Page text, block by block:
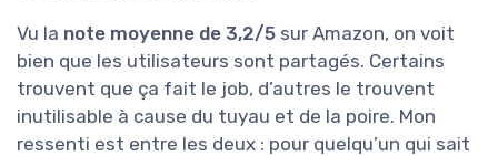
Vu la note moyenne de 3,2/5 sur Amazon, on voit
bien que les utilisateurs sont partagés. Certains
trouvent que ça fait le job, d’autres le trouvent
inutilisable à cause du tuyau et de la poire. Mon
ressenti est entre les deux : pour quelqu’un qui sait